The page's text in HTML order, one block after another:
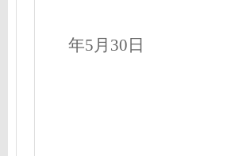
年5月30日